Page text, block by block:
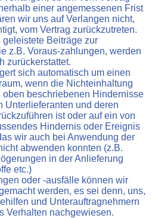
einer angemessenen Frist
wir uns auf Verlangen nicht,
vom Vertrag zurückzutreten.
Beiträge zur
z.B. Voraus-zahlungen, werden
zurückerstattet.
sich automatisch um einen
wenn die Nichteinhaltung
oben beschriebenen Hindernisse
Unterlieferanten und deren
ist oder auf ein von
Hindernis oder Ereignis
wir auch bei Anwendung der
abwenden konnten (z.B.
in der Anlieferung
etc.)
oder -ausfälle können wir
werden, es sei denn, uns,
und Unterauftragnehmern
Verhalten nachgewiesen.